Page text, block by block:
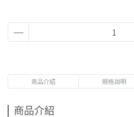
商品介紹 規格說明
商品介紹